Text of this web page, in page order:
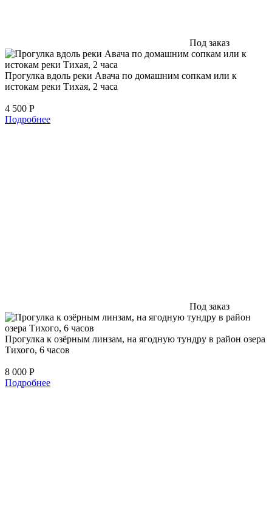
Под заказ
Прогулка вдоль реки Авача по домашним сопкам или к
истокам реки Тихая, 2 часа
4 500 Р
Подробнее
Под заказ
Прогулка к озёрным линзам, на ягодную тундру в район озера
Тихого, 6 часов
8 000 Р
Подробнее